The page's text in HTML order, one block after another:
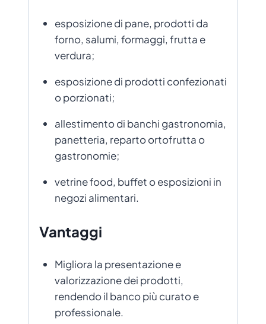
esposizione di pane, prodotti da
forno, salumi, formaggi, frutta e
verdura;
esposizione di prodotti confezionati
o porzionati;
allestimento di banchi gastronomia,
panetteria, reparto ortofrutta o
gastronomie;
vetrine food, buffet o esposizioni in
negozi alimentari.
Vantaggi
Migliora la presentazione e
valorizzazione dei prodotti,
rendendo il banco più curato e
professionale.